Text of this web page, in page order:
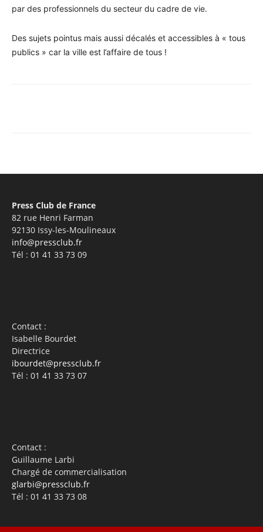
par des professionnels du secteur du cadre de vie.
Des sujets pointus mais aussi décalés et accessibles à « tous
publics » car la ville est l’affaire de tous !
Press Club de France
82 rue Henri Farman
92130 Issy-les-Moulineaux
info@pressclub.fr
Tél : 01 41 33 73 09
Contact :
Isabelle Bourdet
Directrice
ibourdet@pressclub.fr
Tél : 01 41 33 73 07
Contact :
Guillaume Larbi
Chargé de commercialisation
glarbi@pressclub.fr
Tél : 01 41 33 73 08